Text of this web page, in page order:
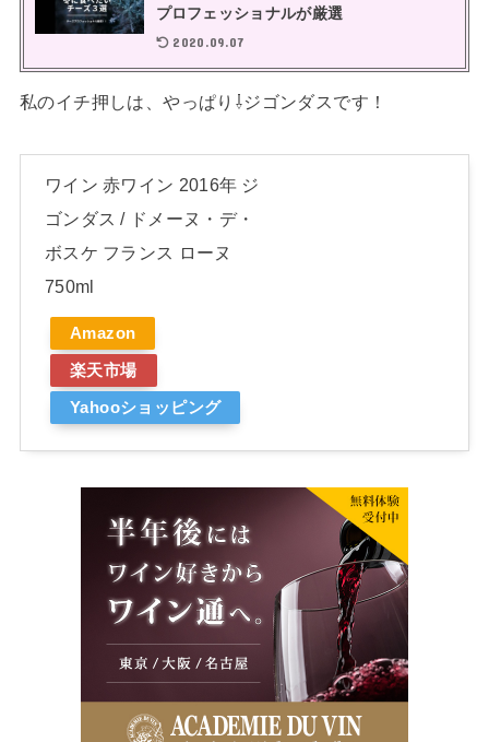
プロフェッショナルが厳選
2020.09.07
私のイチ押しは、やっぱり⇩ジゴンダスです！
ワイン 赤ワイン 2016年 ジ
ゴンダス / ドメーヌ・デ・
ボスケ フランス ローヌ
750ml
Amazon
楽天市場
Yahooショッピング